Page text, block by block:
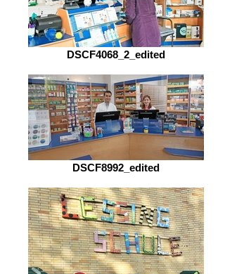
DSCF4068_2_edited
DSCF8992_edited